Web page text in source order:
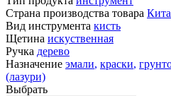
Страна производства товара
Вид инструмента кисть
Щетина искуственная
Ручка дерево
Назначение эмали, краски,
(лазури)
Выбрать